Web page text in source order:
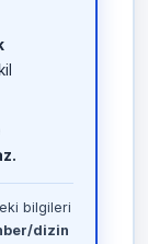
bilgileri
dizin